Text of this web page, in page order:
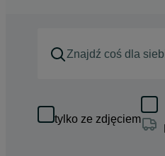
tylko ze zdjęciem